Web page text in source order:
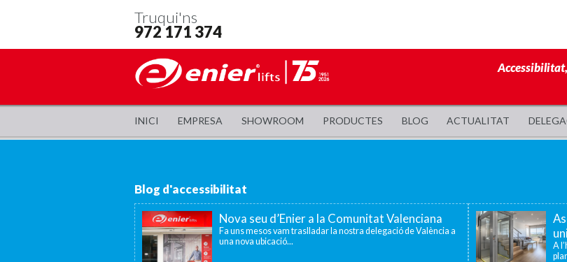
Truqui'ns
972 171 374
INICI EMPRESA SHOWROOM PRODUCTES BLOG ACTUALITAT
Blog d'accessibilitat
Nova seu d’Enier a la Comunitat Valenciana
Fa uns mesos vam traslladar la nostra delegació de València a
una nova ubicació...
A